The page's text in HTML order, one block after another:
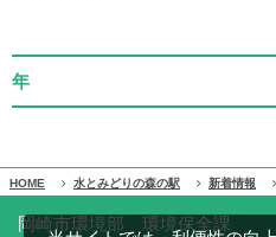
年
HOME 水とみどりの森の駅 新着情報
岡崎市環境部 環境保全課